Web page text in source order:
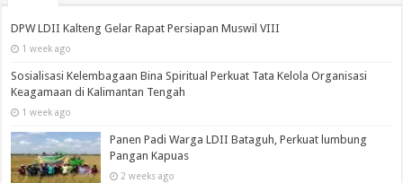
DPW LDII Kalteng Gelar Rapat Persiapan Muswil VIII
1 week ago
Sosialisasi Kelembagaan Bina Spiritual Perkuat Tata Kelola Organisasi
Keagamaan di Kalimantan Tengah
1 week ago
Panen Padi Warga LDII Bataguh, Perkuat lumbung
Pangan Kapuas
2 weeks ago